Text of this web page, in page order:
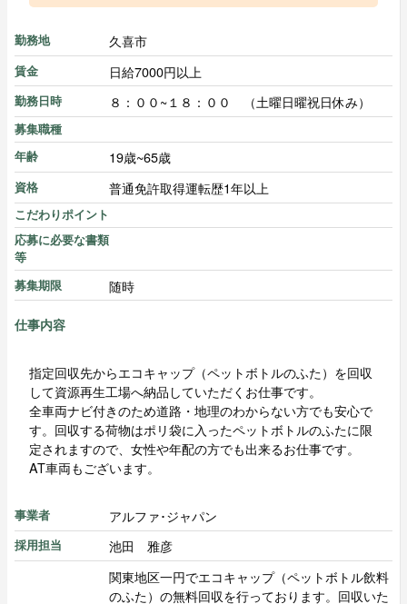
勤務地 久喜市
賃金 日給7000円以上
勤務日時 ８：００~１８：００ （土曜日曜祝日休み）
募集職種
年齢
19歳~65歳
資格 普通免許取得運転歴1年以上
こだわりポイント
応募に必要な書類
等
募集期限
随時
仕事内容
指定回収先からエコキャップ（ペットボトルのふた）を回収
して資源再生工場へ納品していただくお仕事です。
全車両ナビ付きのため道路・地理のわからない方でも安心で
す。回収する荷物はポリ袋に入ったペットボトルのふたに限
定されますので、女性や年配の方でも出来るお仕事です。
AT車両もございます。
事業者 アルファ･ジャパン
採用担当 池田 雅彦
関東地区一円でエコキャップ（ペットボトル飲料
のふた）の無料回収を行っております。回収いた